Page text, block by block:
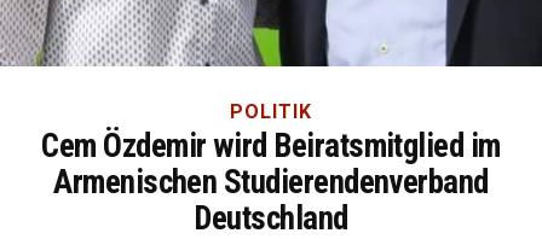
POLITIK
Cem Özdemir wird Beiratsmitglied im
Armenischen Studierendenverband
Deutschland